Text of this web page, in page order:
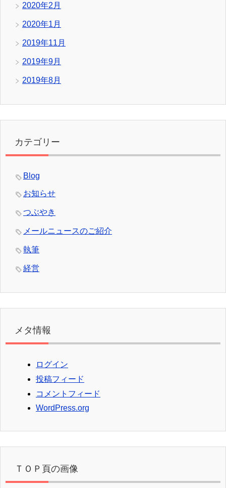
2020年2月
2020年1月
2019年11月
2019年9月
2019年8月
カテゴリー
Blog
お知らせ
つぶやき
メールニュースのご紹介
執筆
経営
メタ情報
ログイン
投稿フィード
コメントフィード
WordPress.org
ＴＯＰ頁の画像